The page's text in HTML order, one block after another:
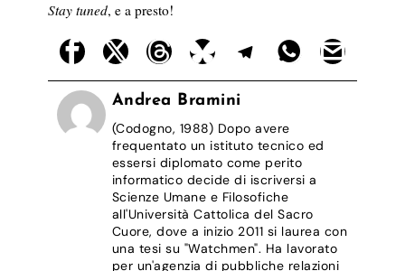
Stay tuned, e a presto!
Andrea Bramini
(Codogno, 1988) Dopo avere
frequentato un istituto tecnico ed
essersi diplomato come perito
informatico decide di iscriversi a
Scienze Umane e Filosofiche
all'Università Cattolica del Sacro
Cuore, dove a inizio 2011 si laurea con
una tesi su "Watchmen". Ha lavorato
per un'agenzia di pubbliche relazioni